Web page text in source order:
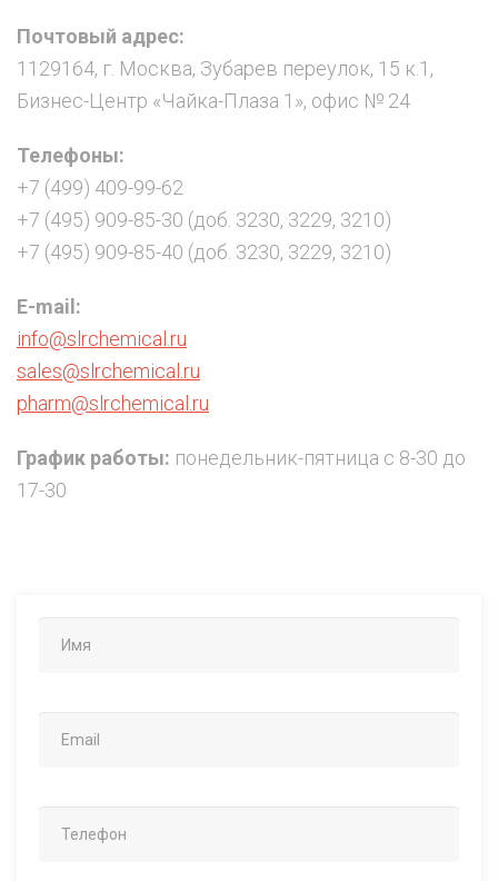
Почтовый адрес:
1129164, г. Москва, Зубарев переулок, 15 к.1,
Бизнес-Центр «Чайка-Плаза 1», офис № 24
Телефоны:
+7 (499) 409-99-62
+7 (495) 909-85-30 (доб. 3230, 3229, 3210)
+7 (495) 909-85-40 (доб. 3230, 3229, 3210)
E-mail:
info@slrchemical.ru
sales@slrchemical.ru
pharm@slrchemical.ru
График работы: понедельник-пятница с 8-30 до
17-30